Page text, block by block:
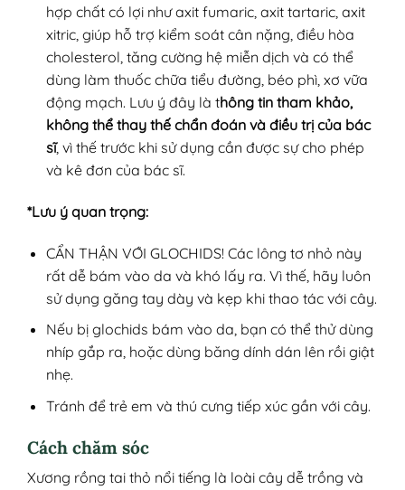
hợp chất có lợi như axit fumaric, axit tartaric, axit
xitric, giúp hỗ trợ kiểm soát cân nặng, điều hòa
cholesterol, tăng cường hệ miễn dịch và có thể
dùng làm thuốc chữa tiểu đường, béo phì, xơ vữa
động mạch. Lưu ý đây là thông tin tham khảo,
không thể thay thế chẩn đoán và điều trị của bác
sĩ, vì thế trước khi sử dụng cần được sự cho phép
và kê đơn của bác sĩ.
*Lưu ý quan trọng:
CẨN THẬN VỚI GLOCHIDS! Các lông tơ nhỏ này
rất dễ bám vào da và khó lấy ra. Vì thế, hãy luôn
sử dụng găng tay dày và kẹp khi thao tác với cây.
Nếu bị glochids bám vào da, bạn có thể thử dùng
nhíp gắp ra, hoặc dùng băng dính dán lên rồi giật
nhẹ.
Tránh để trẻ em và thú cưng tiếp xúc gần với cây.
Cách chăm sóc
Xương rồng tai thỏ nổi tiếng là loài cây dễ trồng và